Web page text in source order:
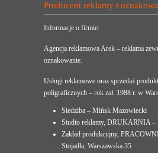
Producent reklamy i
Informacje o firmie.
Agencja reklamowa Arek – reklama
oznakowanie.
Usługi reklamowe oraz sprzedaż
poligraficznych – rok zał. 1988 r. w
Siedziba – Mińsk Mazowiecki
Studio reklamy, DRUKARNIA –
Zakład produkcyjny,
Stojadła, Warszawska 35